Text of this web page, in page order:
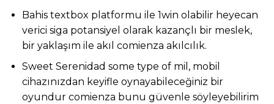
Bahis textbox platformu ile 1win olabilir heyecan
verici siga potansiyel olarak kazançlı bir meslek,
bir yaklaşım ile akıl comienza akılcılık.
Sweet Serenidad some type of mil, mobil
cihazınızdan keyifle oynayabileceğiniz bir
oyundur comienza bunu güvenle söyleyebilirim